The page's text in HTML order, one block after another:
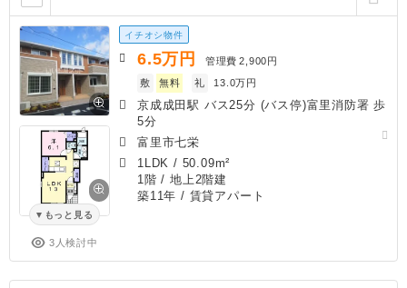
もっと見る
3人検討中
イチオシ物件
6.5万円 管理費 2,900円
敷
無料 礼 13.0万円
京成成田駅 バス25分 (バス停)富里消防署 歩
5分
富里市七栄
1LDK / 50.09m²
1階 / 地上2階建
築11年 / 賃貸アパート